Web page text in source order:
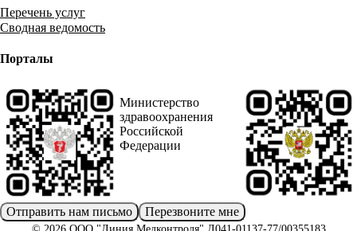
Перечень услуг
Сводная ведомость
Порталы
Министерство
здравоохранения
Российской
Федерации
Отправить нам письмо Перезвоните мне